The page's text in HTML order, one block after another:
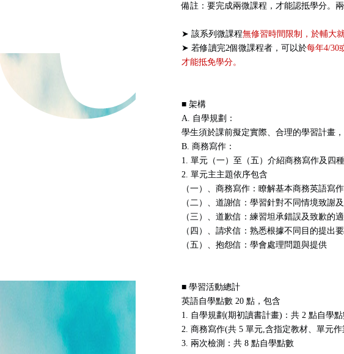
備註：要完成兩微課程，才能認抵學分。
➤ 該系列微課程無修習時間限制，於輔大
➤ 若修讀完2個微課程者，可以於每年4/30
才能抵免學分。
■ 架構
A. 自學規劃：
學生須於課前擬定實際、合理的學習計畫
B. 商務寫作：
1. 單元（一）至（五）介紹商務寫作及四
2. 單元主主題依序包含
（一）、商務寫作：瞭解基本商務英語寫
（二）、道謝信：學習針對不同情境致謝
（三）、道歉信：練習坦承錯誤及致歉的
（四）、請求信：熟悉根據不同目的提出
（五）、抱怨信：學會處理問題與提供
■ 學習活動總計
英語自學點數 20 點，包含
1. 自學規劃(期初讀書計畫)：共 2 點自學
2. 商務寫作(共 5 單元,含指定教材、單元
3. 兩次檢測：共 8 點自學點數